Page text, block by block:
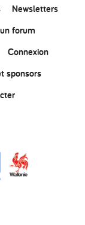
Newsletters
forum
Connexion
sponsors